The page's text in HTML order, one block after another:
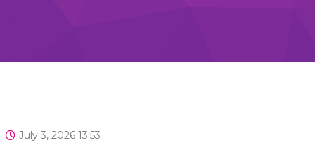
July 3, 2026 13:53